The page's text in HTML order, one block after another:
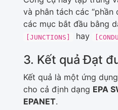
và phân tách các “phần
các mục bắt đầu bằng
[JUNCTIONS] hay
3. Kết quả Đạt
Kết quả là một ứng
cho cả định dạng EPA
EPANET.